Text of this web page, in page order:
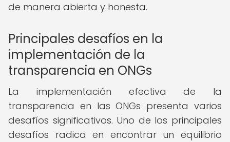
de manera abierta y honesta.
Principales desafíos en la
implementación de la
transparencia en ONGs
La implementación efectiva de la
transparencia en las ONGs presenta varios
desafíos significativos. Uno de los principales
desafíos radica en encontrar un equilibrio